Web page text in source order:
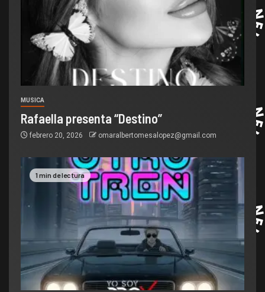
MUSICA
Rafaella presenta “Destino”
febrero 20, 2026 omaralbertomesalopez@gmail.com
1 min de lectura